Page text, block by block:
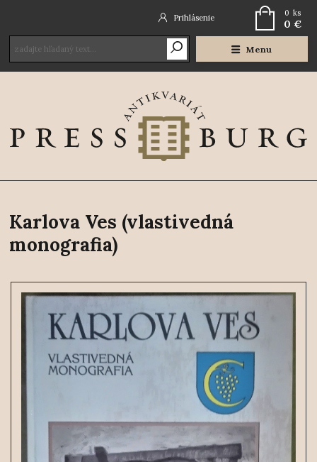
Menu
Prihlásenie 0 ks
0 €
Karlova Ves (vlastivedná
monografia)